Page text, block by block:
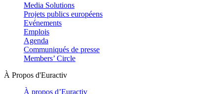
Media Solutions
Projets publics européens
Evénements
Emplois
Agenda
Communiqués de presse
Members’ Circle
À Propos d'Euractiv
À propos d’Euractiv